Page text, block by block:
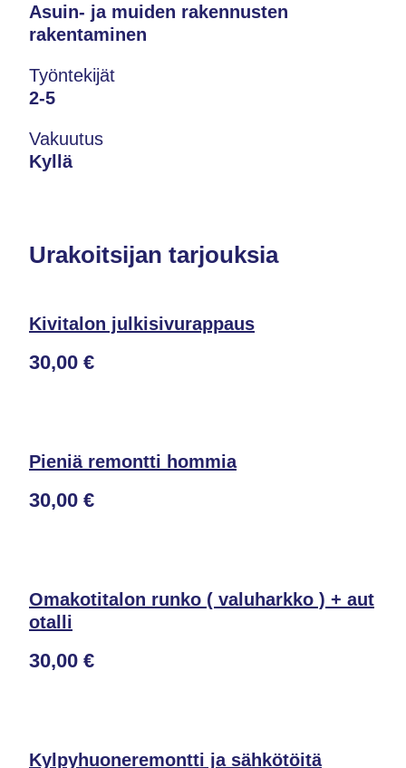
Asuin- ja muiden rakennusten
rakentaminen
Työntekijät
2-5
Vakuutus
Kyllä
Urakoitsijan tarjouksia
Kivitalon julkisivurappaus
30,00 €
Pieniä remontti hommia
30,00 €
Omakotitalon runko ( valuharkko ) + aut
otalli
30,00 €
Kylpyhuoneremontti ja sähkötöitä